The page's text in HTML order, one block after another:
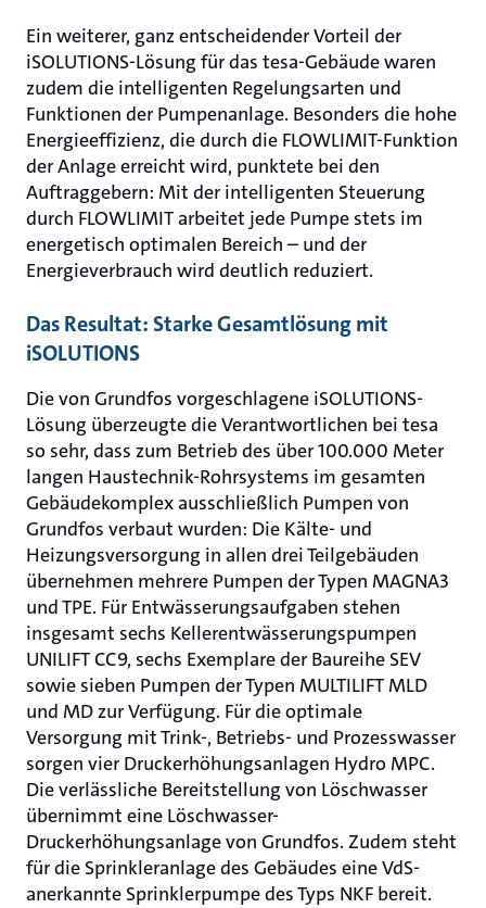
Ein weiterer, ganz entscheidender Vorteil der
iSOLUTIONS-Lösung für das tesa-Gebäude waren
zudem die intelligenten Regelungsarten und
Funktionen der Pumpenanlage. Besonders die hohe
Energieeffizienz, die durch die FLOWLIMIT-Funktion
der Anlage erreicht wird, punktete bei den
Auftraggebern: Mit der intelligenten Steuerung
durch FLOWLIMIT arbeitet jede Pumpe stets im
energetisch optimalen Bereich – und der
Energieverbrauch wird deutlich reduziert.
Das Resultat: Starke Gesamtlösung mit
iSOLUTIONS
Die von Grundfos vorgeschlagene iSOLUTIONS-
Lösung überzeugte die Verantwortlichen bei tesa
so sehr, dass zum Betrieb des über 100.000 Meter
langen Haustechnik-Rohrsystems im gesamten
Gebäudekomplex ausschließlich Pumpen von
Grundfos verbaut wurden: Die Kälte- und
Heizungsversorgung in allen drei Teilgebäuden
übernehmen mehrere Pumpen der Typen MAGNA3
und TPE. Für Entwässerungsaufgaben stehen
insgesamt sechs Kellerentwässerungspumpen
UNILIFT CC9, sechs Exemplare der Baureihe SEV
sowie sieben Pumpen der Typen MULTILIFT MLD
und MD zur Verfügung. Für die optimale
Versorgung mit Trink-, Betriebs- und Prozesswasser
sorgen vier Druckerhöhungsanlagen Hydro MPC.
Die verlässliche Bereitstellung von Löschwasser
übernimmt eine Löschwasser-
Druckerhöhungsanlage von Grundfos. Zudem steht
für die Sprinkleranlage des Gebäudes eine VdS-
anerkannte Sprinklerpumpe des Typs NKF bereit.